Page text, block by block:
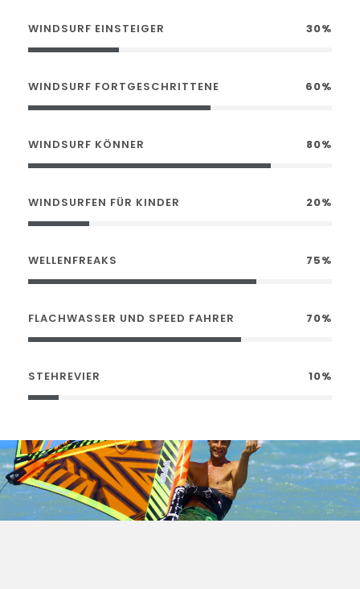
WINDSURF EINSTEIGER 30%
WINDSURF FORTGESCHRITTENE 60%
WINDSURF KÖNNER 80%
WINDSURFEN FÜR KINDER 20%
WELLENFREAKS 75%
FLACHWASSER UND SPEED FAHRER 70%
STEHREVIER 10%